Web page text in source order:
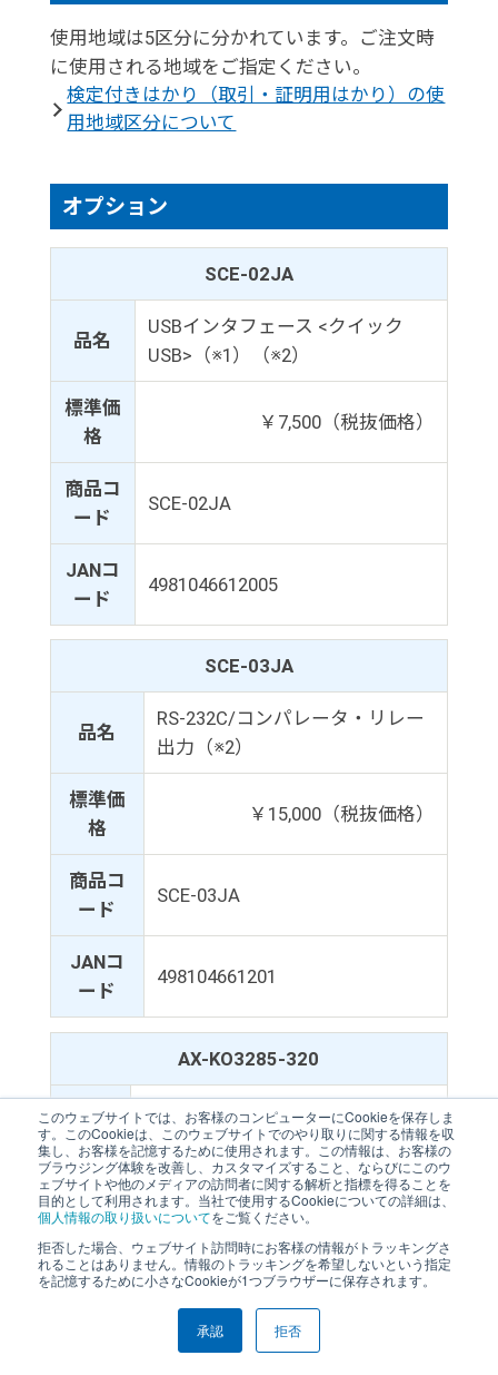
このウェブサイトでは、お客様のコンピューターにCookieを保存しま
す。このCookieは、このウェブサイトでのやり取りに関する情報を収
集し、お客様を記憶するために使用されます。この情報は、お客様の
ブラウジング体験を改善し、カスタマイズすること、ならびにこのウ
ェブサイトや他のメディアの訪問者に関する解析と指標を得ることを
目的として利用されます。当社で使用するCookieについての詳細は、
個人情報の取り扱いについてをご覧ください。
拒否した場合、ウェブサイト訪問時にお客様の情報がトラッキングさ
れることはありません。情報のトラッキングを希望しないという指定
を記憶するために小さなCookieが1つブラウザーに保存されます。
承認 拒否
使用地域は5区分に分かれています。ご注文時
に使用される地域をご指定ください。
検定付きはかり（取引・証明用はかり）の使
用地域区分について
オプション
SCE-02JA
品名
USBインタフェース <クイック
USB>（※1）（※2）
標準価
格
￥7,500（税抜価格）
商品コ
ード
SCE-02JA
JANコ
ード
4981046612005
SCE-03JA
品名
RS-232C/コンパレータ・リレー
出力（※2）
標準価
格
￥15,000（税抜価格）
商品コ
ード
SCE-03JA
JANコ
ード
498104661201
AX-KO3285-320
品名
PC / AD-8129TH用ケーブルユニッ
ト 3m（D-Sub 9P）
標準
価格
￥13,000（税抜価格）
商品